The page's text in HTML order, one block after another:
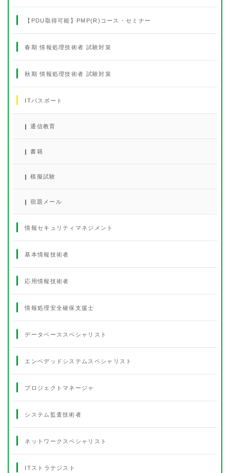
【PDU取得可能】PMP(R)コース・セミナー
春期 情報処理技術者 試験対策
秋期 情報処理技術者 試験対策
ITパスポート
通信教育
書籍
模擬試験
宿題メール
情報セキュリティマネジメント
基本情報技術者
応用情報技術者
情報処理安全確保支援士
データベーススペシャリスト
エンベデッドシステムスペシャリスト
プロジェクトマネージャ
システム監査技術者
ネットワークスペシャリスト
ITストラテジスト